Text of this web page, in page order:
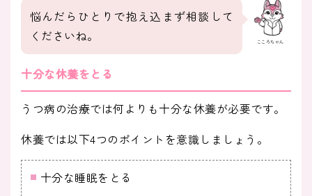
こころちゃん
悩んだらひとりで抱え込まず相談して
くださいね。
十分な休養をとる
うつ病の治療では何よりも十分な休養が必要です。
休養では以下4つのポイントを意識しましょう。
十分な睡眠をとる